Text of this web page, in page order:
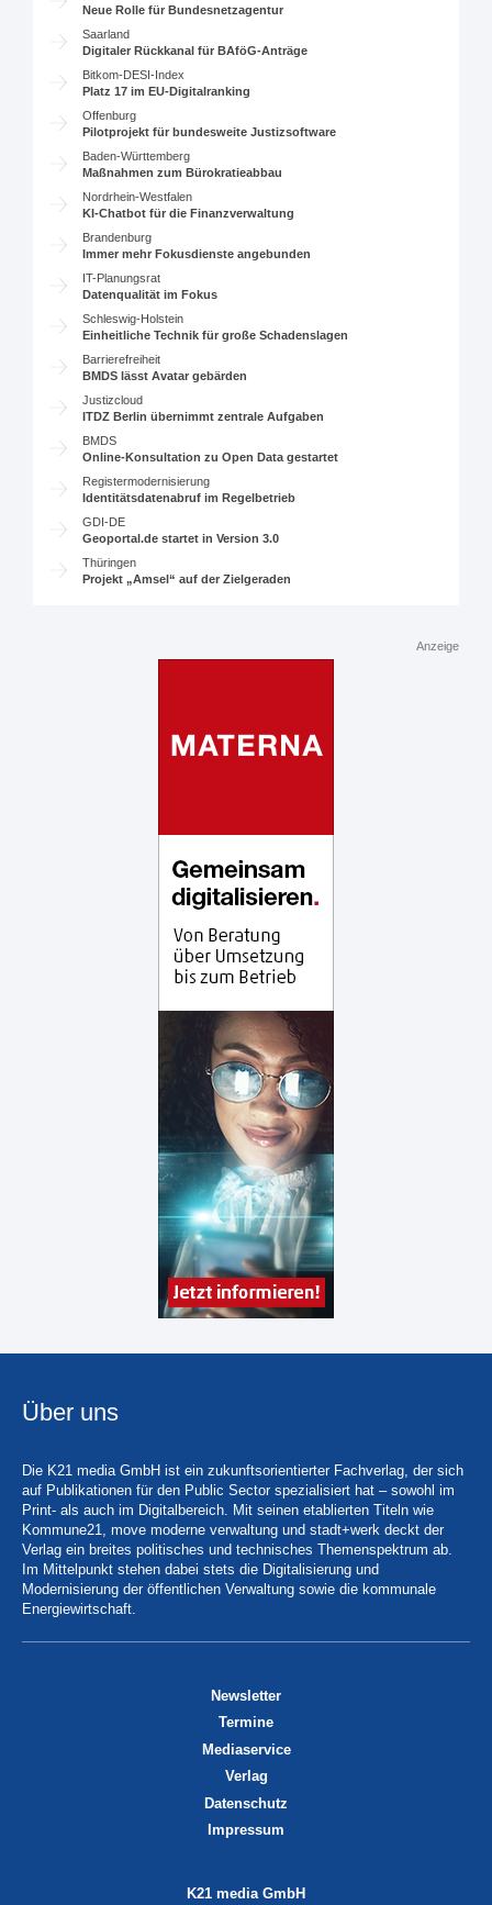
Neue Rolle für Bundesnetzagentur
Saarland
Digitaler Rückkanal für BAföG-Anträge
Bitkom-DESI-Index
Platz 17 im EU-Digitalranking
Offenburg
Pilotprojekt für bundesweite Justizsoftware
Baden-Württemberg
Maßnahmen zum Bürokratieabbau
Nordrhein-Westfalen
KI-Chatbot für die Finanzverwaltung
Brandenburg
Immer mehr Fokusdienste angebunden
IT-Planungsrat
Datenqualität im Fokus
Schleswig-Holstein
Einheitliche Technik für große Schadenslagen
Barrierefreiheit
BMDS lässt Avatar gebärden
Justizcloud
ITDZ Berlin übernimmt zentrale Aufgaben
BMDS
Online-Konsultation zu Open Data gestartet
Registermodernisierung
Identitätsdatenabruf im Regelbetrieb
GDI-DE
Geoportal.de startet in Version 3.0
Thüringen
Projekt „Amsel“ auf der Zielgeraden
Anzeige
Über uns
Die K21 media GmbH ist ein zukunftsorientierter Fachverlag, der sich
auf Publikationen für den Public Sector spezialisiert hat – sowohl im
Print- als auch im Digitalbereich. Mit seinen etablierten Titeln wie
Kommune21, move moderne verwaltung und stadt+werk deckt der
Verlag ein breites politisches und technisches Themenspektrum ab.
Im Mittelpunkt stehen dabei stets die Digitalisierung und
Modernisierung der öffentlichen Verwaltung sowie die kommunale
Energiewirtschaft.
Newsletter
Termine
Mediaservice
Verlag
Datenschutz
Impressum
K21 media GmbH